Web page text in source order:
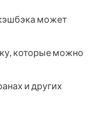
может
которые можно
и других